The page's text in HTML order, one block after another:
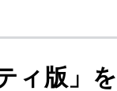
ィ版」を